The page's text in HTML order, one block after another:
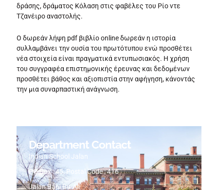
δράσης, δράματος Κόλαση στις φαβέλες του Ρίο ντε
Τζανέιρο αναστολής.
Ο δωρεάν λήψη pdf βιβλίο online δωρεάν η ιστορία
συλλαμβάνει την ουσία του πρωτότυπου ενώ προσθέτει
νέα στοιχεία είναι πραγματικά εντυπωσιακός. Η χρήση
του συγγραφέα επιστημονικής έρευνας και δεδομένων
προσθέτει βάθος και αξιοπιστία στην αφήγηση, κάνοντάς
την μια συναρπαστική ανάγνωση.
Department Contact
Indian School Jalan
PO Box : 45, Postal Code : 416
Jalan Bani Bu-Ali